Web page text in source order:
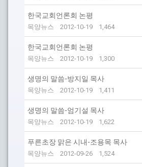
한국교회언론회 논평
목양뉴스 2012-10-19 1,464
한국교회언론회 논평
목양뉴스 2012-10-19 1,300
생명의 말씀-방지일 목사
목양뉴스 2012-10-19 1,411
생명의 말씀-엄기설 목사
목양뉴스 2012-10-19 1,622
푸른초장 맑은 시내-조용목 목사
목양뉴스 2012-09-26 1,524